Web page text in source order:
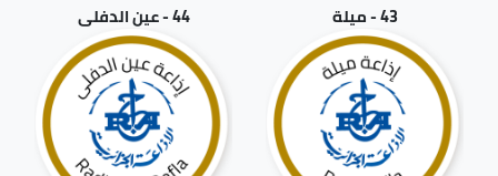
43 - ميلة 44 - عين الدفلى